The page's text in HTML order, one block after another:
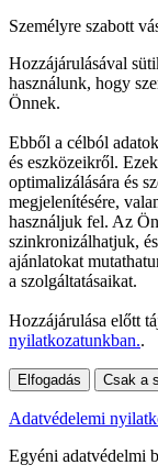
Személyre szabott
Hozzájárulásával
használunk, hogy
Önnek.
Ebből a célból
és eszközeikről.
optimalizálására és
megjelenítésére,
használjuk fel. Az
szinkronizálhatjuk,
ajánlatokat
a szolgáltatásaikat.
Hozzájárulása előtt
nyilatkozatunkban..
Elfogadás Csak a
Adatvédelemi
Egyéni adatvédelmi